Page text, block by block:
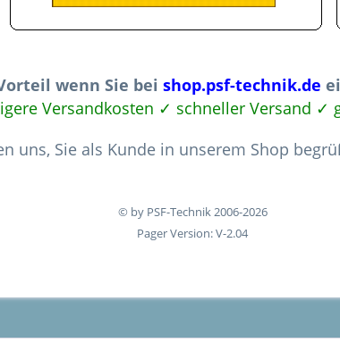
wenn Sie bei shop.psf-technik.de
Versandkosten ✓ schneller Versand ✓
uns, Sie als Kunde in unserem Shop
© by PSF-Technik 2006-2026
Pager Version: V-2.04